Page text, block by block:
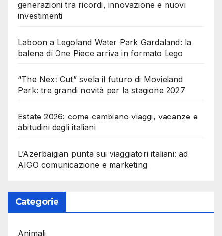
generazioni tra ricordi, innovazione e nuovi
investimenti
Laboon a Legoland Water Park Gardaland: la
balena di One Piece arriva in formato Lego
“The Next Cut” svela il futuro di Movieland
Park: tre grandi novità per la stagione 2027
Estate 2026: come cambiano viaggi, vacanze e
abitudini degli italiani
L’Azerbaigian punta sui viaggiatori italiani: ad
AIGO comunicazione e marketing
Categorie
Animali